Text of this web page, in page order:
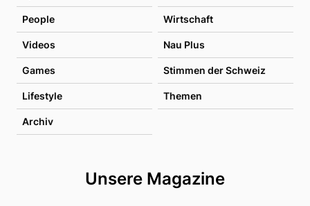
People Wirtschaft
Videos Nau Plus
Games Stimmen der Schweiz
Lifestyle Themen
Archiv
Unsere Magazine